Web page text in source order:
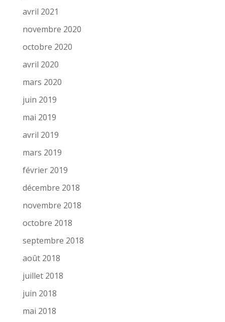
avril 2021
novembre 2020
octobre 2020
avril 2020
mars 2020
juin 2019
mai 2019
avril 2019
mars 2019
février 2019
décembre 2018
novembre 2018
octobre 2018
septembre 2018
août 2018
juillet 2018
juin 2018
mai 2018